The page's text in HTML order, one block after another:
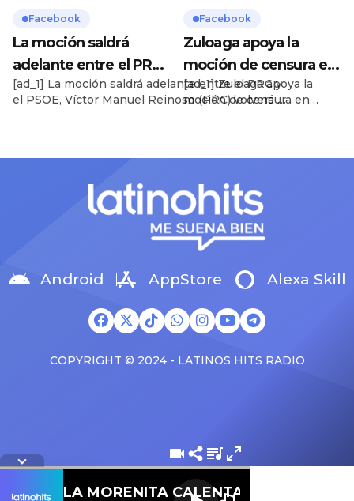
fractura en una pierna
mientras realizaba una ruta
por […]
Facebook
La moción saldrá
adelante entre el PRC
y el PSOE, Víctor
Manuel Reinoso (PRC)
[ad_1] La moción saldrá adelante entre el PRC y
el PSOE, Víctor Manuel Reinoso (PRC) volverá a
Facebook
Zuloaga apoya la
moción de censura en
Cabezon de la Sal
contra Oscar López
[ad_1] Zuloaga apoya la
moción de censura en
Android AppStore Alexa Skill
COPYRIGHT © 2024 - LATINOS HITS RADIO
LA MORENITA CALENTANA 107.1 FM
Letra de la cancion